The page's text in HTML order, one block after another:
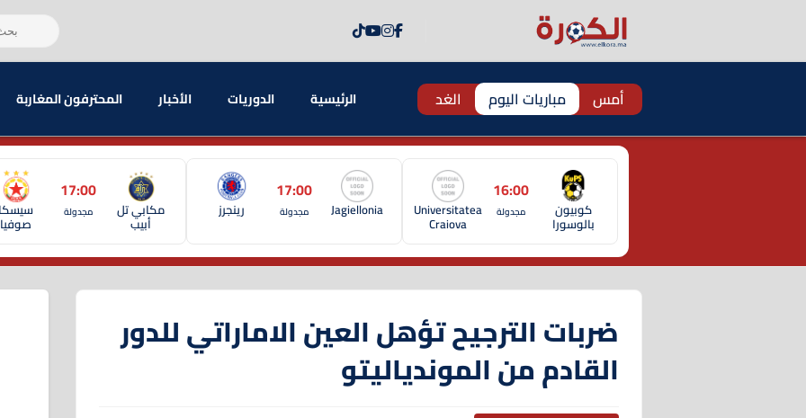
أمس مباريات اليوم الغد الرئيسية الدوريات الأخبار المحترفون المغاربة
كوبيون
بالوسورا
16:00
مجدولة Universitatea
Craiova
Jagiellonia
17:00
مجدولة رينجرز مكابي تل
أبيب
17:00
مجدولة سيسكا
صوفيا
ضربات الترجيح تؤهل العين الاماراتي للدور
القادم من الموندياليتو